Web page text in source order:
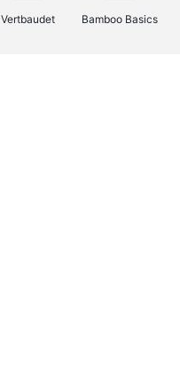
Vertbaudet Bamboo Basics